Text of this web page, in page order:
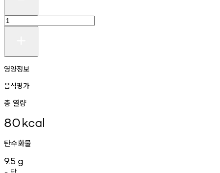
영양정보
음식평가
총 열량
80kcal
탄수화물
9.5 g